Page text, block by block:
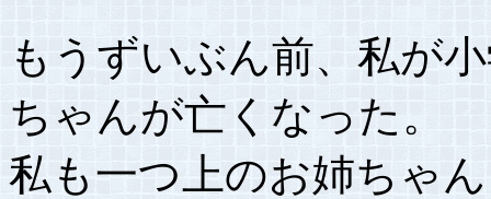
もうずいぶん前、私が
ちゃんが亡くなった。
私も一つ上のお姉ちゃ